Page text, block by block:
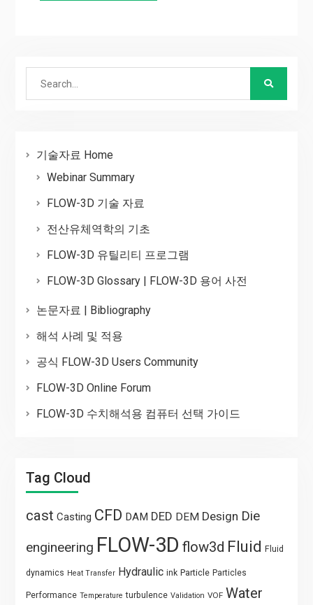
기술자료 Home
Webinar Summary
FLOW-3D 기술 자료
전산유체역학의 기초
FLOW-3D 유틸리티 프로그램
FLOW-3D Glossary | FLOW-3D 용어 사전
논문자료 | Bibliography
해석 사례 및 적용
공식 FLOW-3D Users Community
FLOW-3D Online Forum
FLOW-3D 수치해석용 컴퓨터 선택 가이드
Tag Cloud
cast Casting CFD DAM DED DEM Design Die
engineering FLOW-3D flow3d Fluid Fluid
dynamics Heat Transfer Hydraulic ink Particle Particles
Performance Temperature turbulence Validation VOF Water